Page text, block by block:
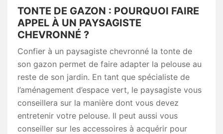
TONTE DE GAZON : POURQUOI FAIRE
APPEL À UN PAYSAGISTE
CHEVRONNÉ ?
Confier à un paysagiste chevronné la tonte de
son gazon permet de faire adapter la pelouse au
reste de son jardin. En tant que spécialiste de
l’aménagement d’espace vert, le paysagiste vous
conseillera sur la manière dont vous devez
entretenir votre pelouse. Il peut aussi vous
conseiller sur les accessoires à acquérir pour